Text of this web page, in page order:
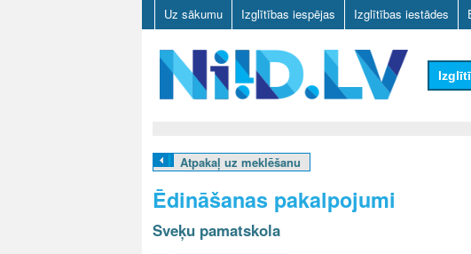
Uz sākumu Izglītības iespējas Izglītības iestādes
D
Atpakaļ uz meklēšanu
Ēdināšanas pakalpojumi
Sveķu pamatskola